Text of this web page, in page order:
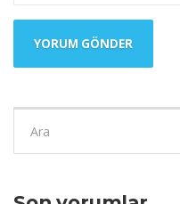
ara: